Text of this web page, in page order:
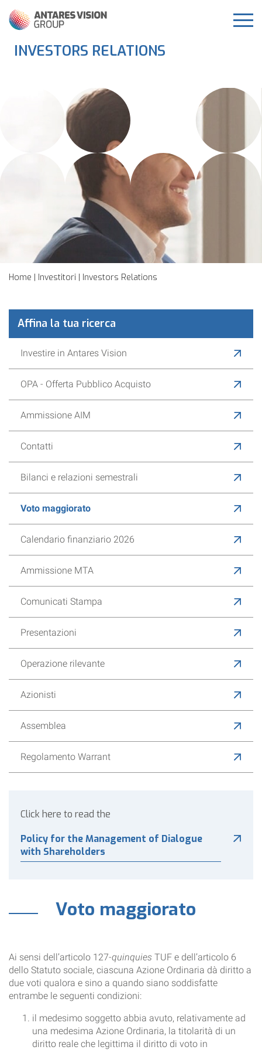
INVESTORS RELATIONS
Home | Investitori | Investors Relations
Affina la tua ricerca
Investire in Antares Vision
OPA - Offerta Pubblico Acquisto
Ammissione AIM
Contatti
Bilanci e relazioni semestrali
Voto maggiorato
Calendario finanziario 2026
Ammissione MTA
Comunicati Stampa
Presentazioni
Operazione rilevante
Azionisti
Assemblea
Regolamento Warrant
Click here to read the
Policy for the Management of Dialogue
with Shareholders
Voto maggiorato
Ai sensi dell’articolo 127-quinquies TUF e dell’articolo 6
dello Statuto sociale, ciascuna Azione Ordinaria dà diritto a
due voti qualora e sino a quando siano soddisfatte
entrambe le seguenti condizioni:
il medesimo soggetto abbia avuto, relativamente ad
una medesima Azione Ordinaria, la titolarità di un
diritto reale che legittima il diritto di voto in